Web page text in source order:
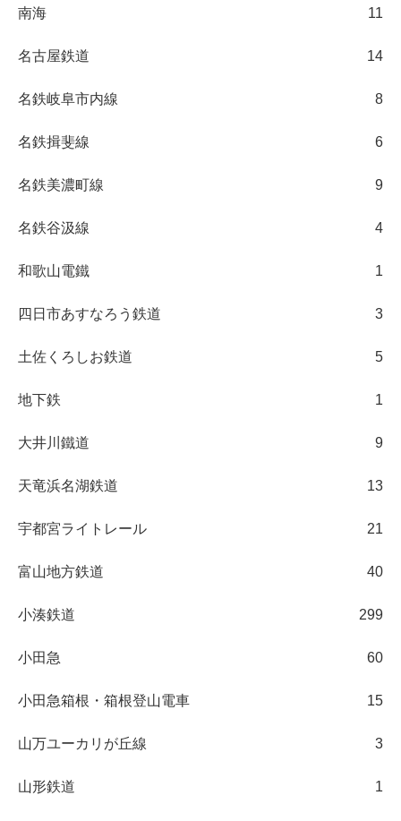
南海 11
名古屋鉄道 14
名鉄岐阜市内線 8
名鉄揖斐線 6
名鉄美濃町線 9
名鉄谷汲線 4
和歌山電鐵 1
四日市あすなろう鉄道 3
土佐くろしお鉄道 5
地下鉄 1
大井川鐵道 9
天竜浜名湖鉄道 13
宇都宮ライトレール 21
富山地方鉄道 40
小湊鉄道 299
小田急 60
小田急箱根・箱根登山電車 15
山万ユーカリが丘線 3
山形鉄道 1